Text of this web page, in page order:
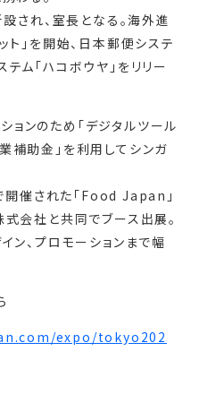
され、室長となる。海外進
ト」を開始、日本郵便システ
ム「ハコボウヤ」をリリー
ンのため「デジタルツール
助金」を利用してシンガ
催された「Food Japan」
会社と共同でブース出展。
ン、プロモーションまで幅
expo/tokyo202